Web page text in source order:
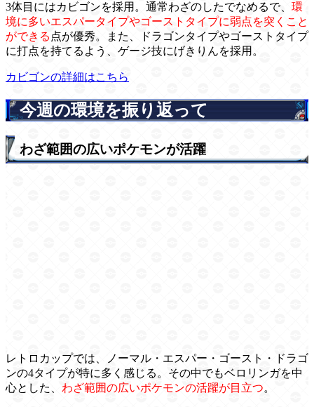
3体目にはカビゴンを採用。通常わざのしたでなめるで、 環
境に多いエスパータイプやゴーストタイプに弱点を突くこと
ができる 点が優秀。また、ドラゴンタイプやゴーストタイプ
に打点を持てるよう、ゲージ技にげきりんを採用。
カビゴンの詳細はこちら
今週の環境を振り返って
わざ範囲の広いポケモンが活躍
レトロカップでは、ノーマル・エスパー・ゴースト・ドラゴ
ンの4タイプが特に多く感じる。その中でもベロリンガを中
心とした、 わざ範囲の広いポケモンの活躍が目立つ。